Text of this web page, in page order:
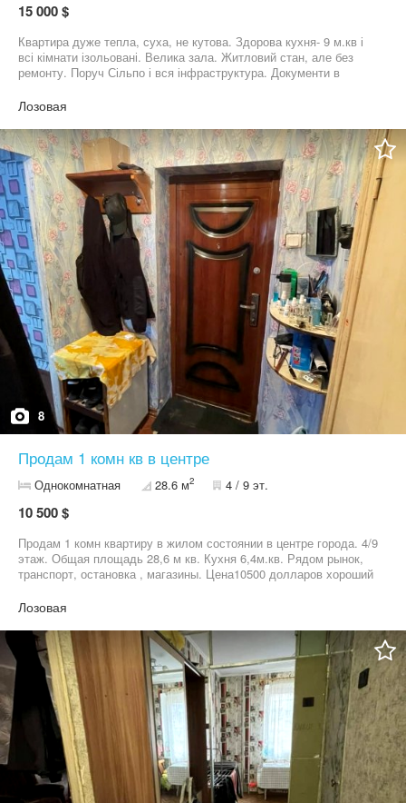
15 000 $
Квартира дуже тепла, суха, не кутова. Здорова кухня- 9 м.кв і
всі кімнати ізольовані. Велика зала. Житловий стан, але без
ремонту. Поруч Сільпо і вся інфраструктура. Документи в
Лозовая
8
Продам 1 комн кв в центре
Однокомнатная 28.6 м2 4 / 9 эт.
10 500 $
Продам 1 комн квартиру в жилом состоянии в центре города. 4/9
этаж. Общая площадь 28,6 м кв. Кухня 6,4м.кв. Рядом рынок,
транспорт, остановка , магазины. Цена10500 долларов хороший
Лозовая